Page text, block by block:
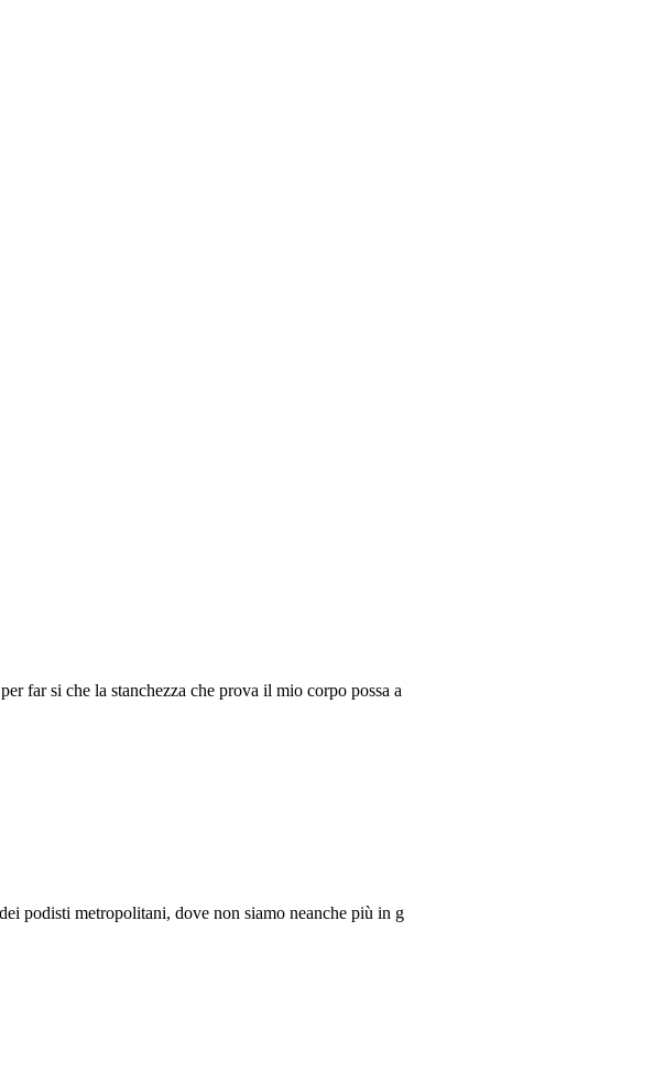
far si che la stanchezza che prova il mio corpo possa a
podisti metropolitani, dove non siamo neanche più in g